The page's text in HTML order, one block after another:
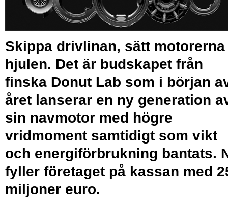
Skippa drivlinan, sätt
hjulen. Det är budskapet från
finska Donut Lab som i början
året lanserar en ny generation
sin navmotor med högre
vridmoment samtidigt som vikt
och energiförbrukning bantats.
fyller företaget på kassan med
miljoner euro.